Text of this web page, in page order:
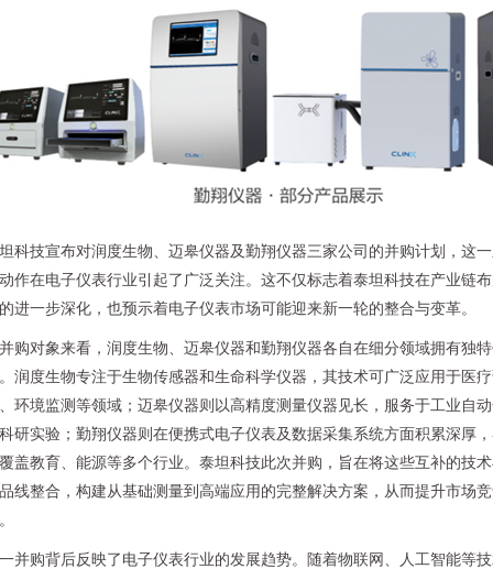
科技宣布对润度生物、迈皋仪器及勤翔仪器三家公司的并购计划，这
作在电子仪表行业引起了广泛关注。这不仅标志着泰坦科技在产业链
进一步深化，也预示着电子仪表市场可能迎来新一轮的整合与变革。
购对象来看，润度生物、迈皋仪器和勤翔仪器各自在细分领域拥有独
润度生物专注于生物传感器和生命科学仪器，其技术可广泛应用于医
环境监测等领域；迈皋仪器则以高精度测量仪器见长，服务于工业自
研实验；勤翔仪器则在便携式电子仪表及数据采集系统方面积累深厚
盖教育、能源等多个行业。泰坦科技此次并购，旨在将这些互补的技
线整合，构建从基础测量到高端应用的完整解决方案，从而提升市场
并购背后反映了电子仪表行业的发展趋势。随着物联网、人工智能等